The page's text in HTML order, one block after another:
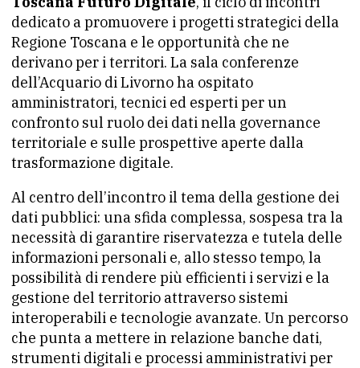
dedicato a promuovere i progetti strategici della
Regione Toscana e le opportunità che ne
derivano per i territori. La sala conferenze
dell’Acquario di Livorno ha ospitato
amministratori, tecnici ed esperti per un
confronto sul ruolo dei dati nella governance
territoriale e sulle prospettive aperte dalla
trasformazione digitale.
Al centro dell’incontro il tema della gestione dei
dati pubblici: una sfida complessa, sospesa tra la
necessità di garantire riservatezza e tutela delle
informazioni personali e, allo stesso tempo, la
possibilità di rendere più efficienti i servizi e la
gestione del territorio attraverso sistemi
interoperabili e tecnologie avanzate. Un percorso
che punta a mettere in relazione banche dati,
strumenti digitali e processi amministrativi per